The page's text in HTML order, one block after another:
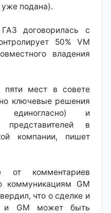
подана).
договорилась с
50% VM
владения
пяти мест в совете
ключевые решения
единогласно) и
представителей в
компании, пишет
от комментариев
коммуникациям GM
что о сделке и
и GM может быть